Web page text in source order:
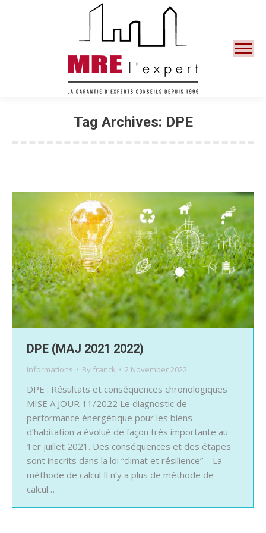
Tag Archives: DPE
DPE (MAJ 2021 2022)
Informations By franck 2 November 2022
DPE : Résultats et conséquences chronologiques
MISE A JOUR 11/2022 Le diagnostic de
performance énergétique pour les biens
d’habitation a évolué de façon très importante au
1er juillet 2021. Des conséquences et des étapes
sont inscrits dans la loi “climat et résilience” La
méthode de calcul Il n’y a plus de méthode de
calcul…